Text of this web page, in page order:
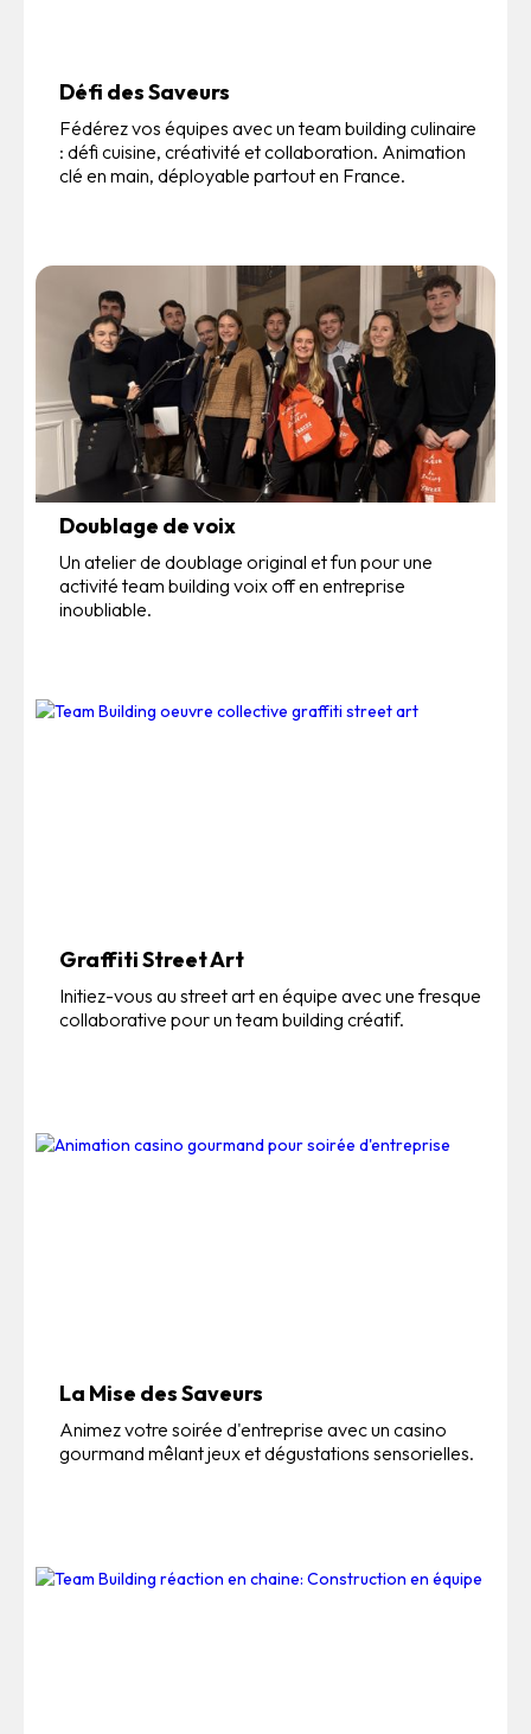
Défi des Saveurs
Fédérez vos équipes avec un team building culinaire
: défi cuisine, créativité et collaboration. Animation
clé en main, déployable partout en France.
Doublage de voix
Un atelier de doublage original et fun pour une
activité team building voix off en entreprise
inoubliable.
Graffiti Street Art
Initiez-vous au street art en équipe avec une fresque
collaborative pour un team building créatif.
La Mise des Saveurs
Animez votre soirée d'entreprise avec un casino
gourmand mêlant jeux et dégustations sensorielles.